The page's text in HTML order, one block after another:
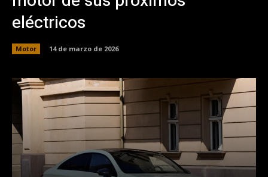
eléctricos
Motor 14 de marzo de 2026